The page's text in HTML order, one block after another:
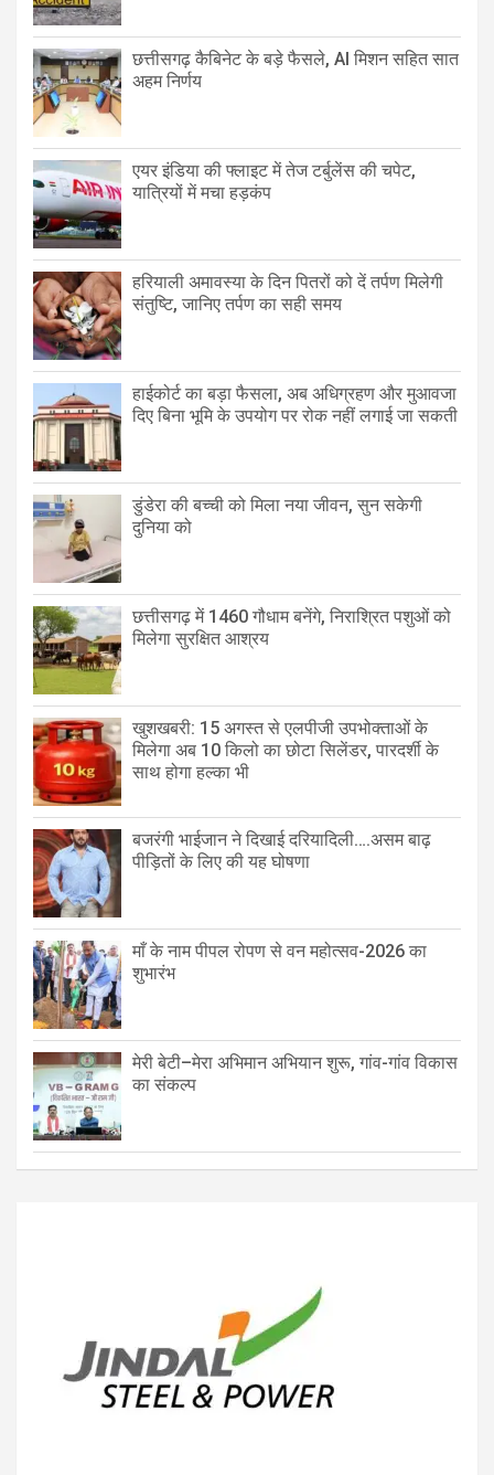
छत्तीसगढ़ कैबिनेट के बड़े फैसले, AI मिशन सहित सात
अहम निर्णय
एयर इंडिया की फ्लाइट में तेज टर्बुलेंस की चपेट,
यात्रियों में मचा हड़कंप
हरियाली अमावस्या के दिन पितरों को दें तर्पण मिलेगी
संतुष्टि, जानिए तर्पण का सही समय
हाईकोर्ट का बड़ा फैसला, अब अधिग्रहण और मुआवजा
दिए बिना भूमि के उपयोग पर रोक नहीं लगाई जा सकती
डुंडेरा की बच्ची को मिला नया जीवन, सुन सकेगी
दुनिया को
छत्तीसगढ़ में 1460 गौधाम बनेंगे, निराश्रित पशुओं को
मिलेगा सुरक्षित आश्रय
खुशखबरी: 15 अगस्त से एलपीजी उपभोक्ताओं के
मिलेगा अब 10 किलो का छोटा सिलेंडर, पारदर्शी के
साथ होगा हल्का भी
बजरंगी भाईजान ने दिखाई दरियादिली….असम बाढ़
पीड़ितों के लिए की यह घोषणा
माँ के नाम पीपल रोपण से वन महोत्सव-2026 का
शुभारंभ
मेरी बेटी–मेरा अभिमान अभियान शुरू, गांव-गांव विकास
का संकल्प